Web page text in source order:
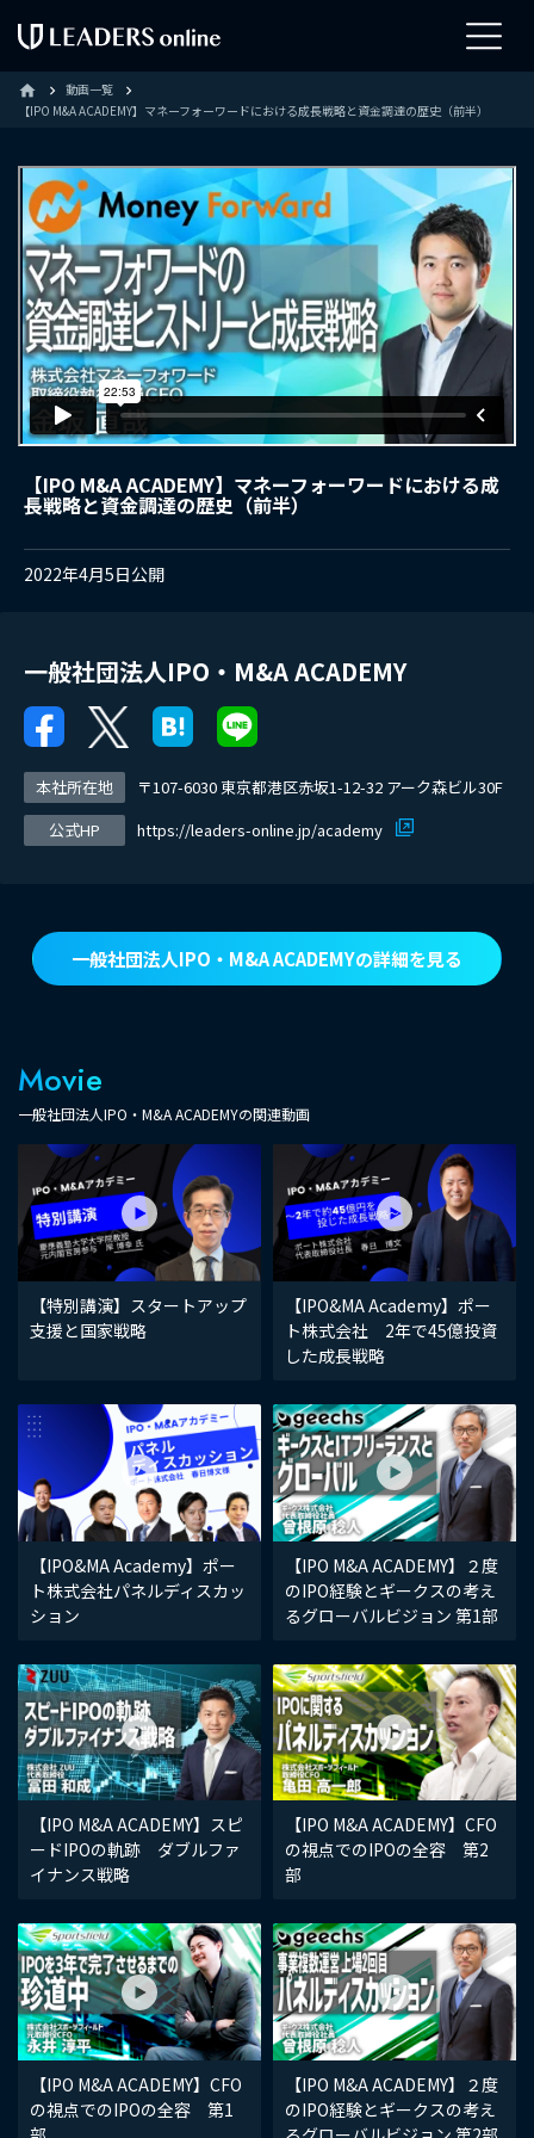
home
動画一覧
【IPO M&A ACADEMY】マネーフォーワードにおける成長戦略と資金調達の歴史（前半）
【IPO M&A ACADEMY】マネーフォーワードにおける成
長戦略と資金調達の歴史（前半）
2022年4月5日公開
一般社団法人IPO・M&A ACADEMY
本社所在地
〒107-6030 東京都港区赤坂1-12-32 アーク森ビル30F
公式HP
https://leaders-online.jp/academy
一般社団法人IPO・M&A ACADEMYの詳細を見る
Movie
一般社団法人IPO・M&A ACADEMYの関連動画
【特別講演】スタートアップ
支援と国家戦略
【IPO&MA Academy】ポー
ト株式会社 2年で45億投資
した成長戦略
【IPO&MA Academy】ポー
ト株式会社パネルディスカッ
ション
【IPO M&A ACADEMY】２度
のIPO経験とギークスの考え
るグローバルビジョン 第1部
【IPO M&A ACADEMY】スピ
ードIPOの軌跡 ダブルファ
イナンス戦略
【IPO M&A ACADEMY】CFO
の視点でのIPOの全容 第2
部
【IPO M&A ACADEMY】CFO
の視点でのIPOの全容 第1
【IPO M&A ACADEMY】２度
のIPO経験とギークスの考え